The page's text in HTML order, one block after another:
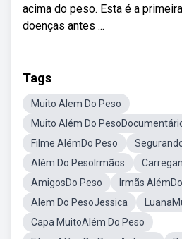
acima do peso. Esta é a
doenças antes ...
Tags
Muito Alem Do Peso
Muito Além Do
Filme AlémDo Peso
Além Do PesoIrmãos
AmigosDo Peso
Irmãs
Alem Do PesoJessica
Capa MuitoAlém Do Peso